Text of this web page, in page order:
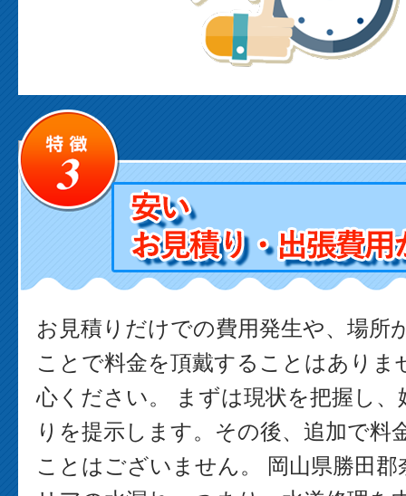
お見積りだけでの費用発生や、場所
ことで料金を頂戴することはありま
心ください。 まずは現状を把握し
りを提示します。その後、追加で料
ことはございません。 岡山県勝田郡